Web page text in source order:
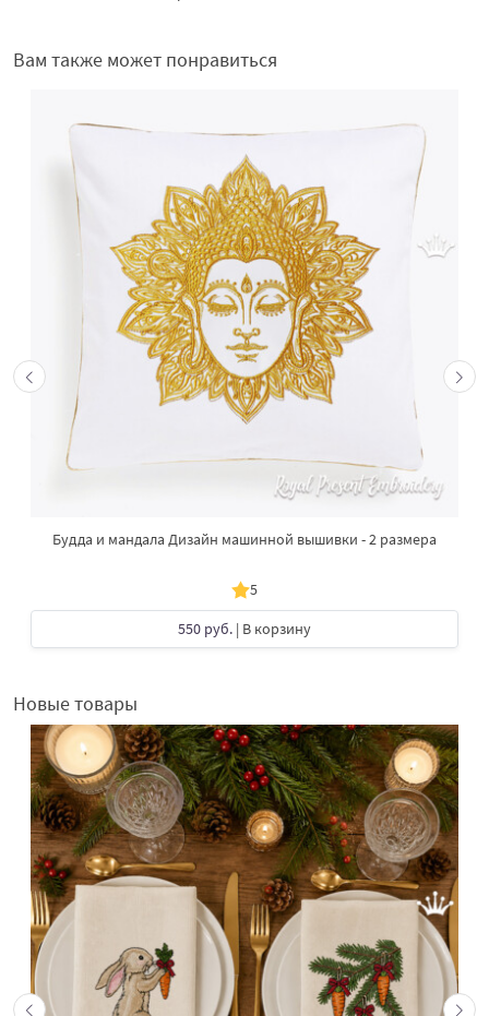
Вам также может понравиться
Будда и мандала Дизайн машинной вышивки - 2 размера
5
550 руб. | В корзину
Новые товары